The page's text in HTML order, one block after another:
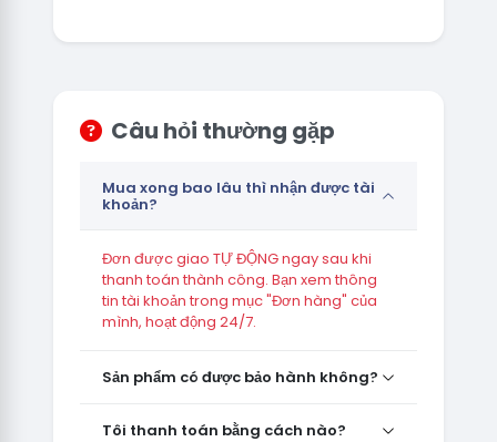
Câu hỏi thường gặp
Mua xong bao lâu thì nhận được tài
khoản?
Đơn được giao TỰ ĐỘNG ngay sau khi
thanh toán thành công. Bạn xem thông
tin tài khoản trong mục "Đơn hàng" của
mình, hoạt động 24/7.
Sản phẩm có được bảo hành không?
Tôi thanh toán bằng cách nào?